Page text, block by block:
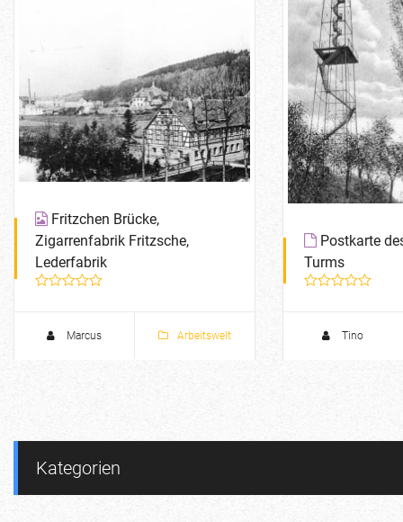
Fritzchen Brücke,
Zigarrenfabrik Fritzsche,
Lederfabrik
Marcus Arbeitswelt
Postkarte
Turms
Ernst I. und
Tino
Kategorien